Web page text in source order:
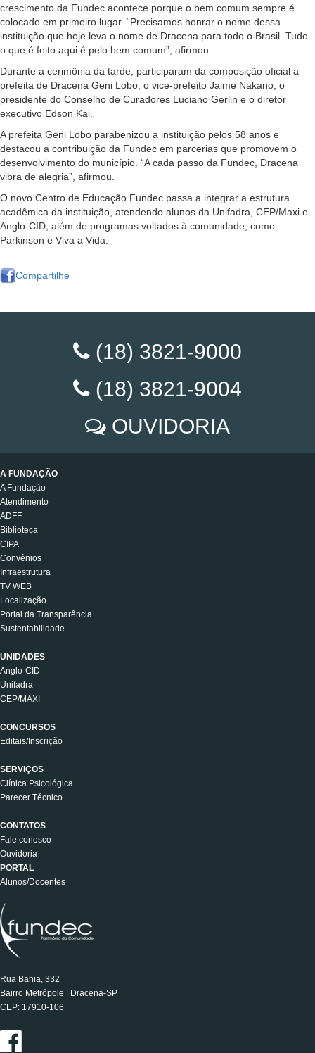
crescimento da Fundec acontece porque o bem comum sempre é
colocado em primeiro lugar. “Precisamos honrar o nome dessa
instituição que hoje leva o nome de Dracena para todo o Brasil. Tudo
o que é feito aqui é pelo bem comum”, afirmou.
Durante a cerimônia da tarde, participaram da composição oficial a
prefeita de Dracena Geni Lobo, o vice-prefeito Jaime Nakano, o
presidente do Conselho de Curadores Luciano Gerlin e o diretor
executivo Edson Kai.
A prefeita Geni Lobo parabenizou a instituição pelos 58 anos e
destacou a contribuição da Fundec em parcerias que promovem o
desenvolvimento do município. “A cada passo da Fundec, Dracena
vibra de alegria”, afirmou.
O novo Centro de Educação Fundec passa a integrar a estrutura
acadêmica da instituição, atendendo alunos da Unifadra, CEP/Maxi e
Anglo-CID, além de programas voltados à comunidade, como
Parkinson e Viva a Vida.
Compartilhe
(18) 3821-9000
(18) 3821-9004
OUVIDORIA
A FUNDAÇÃO
A Fundação
Atendimento
ADFF
Biblioteca
CIPA
Convênios
Infraestrutura
TV WEB
Localização
Portal da Transparência
Sustentabilidade
UNIDADES
Anglo-CID
Unifadra
CEP/MAXI
CONCURSOS
Editais/Inscrição
SERVIÇOS
Clínica Psicológica
Parecer Técnico
CONTATOS
Fale conosco
Ouvidoria
PORTAL
Alunos/Docentes
Rua Bahia, 332
Bairro Metrópole | Dracena-SP
CEP: 17910-106